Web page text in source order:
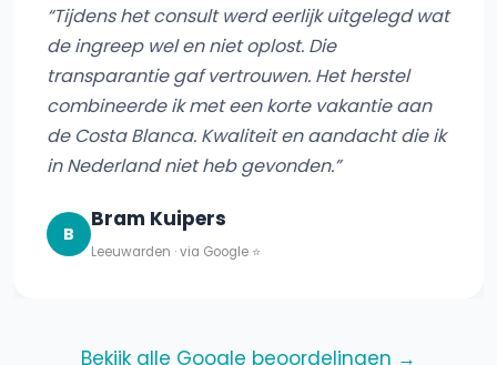
“Tijdens het consult werd eerlijk uitgelegd wat
de ingreep wel en niet oplost. Die
transparantie gaf vertrouwen. Het herstel
combineerde ik met een korte vakantie aan
de Costa Blanca. Kwaliteit en aandacht die ik
in Nederland niet heb gevonden.”
B
Bram Kuipers
Leeuwarden · via Google ⭐
Bekijk alle Google beoordelingen →